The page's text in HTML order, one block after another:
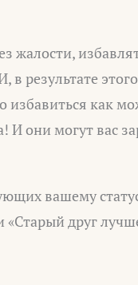
жалости,
результате
как
И они могут вас
вашему
друг